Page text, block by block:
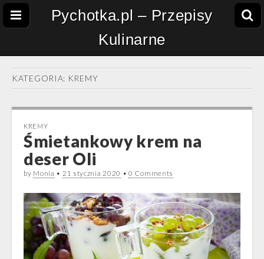
Pychotka.pl – Przepisy
Kulinarne
KATEGORIA: KREMY
KREMY
Śmietankowy krem na
deser Oli
by Monia • 21 stycznia 2020 •0 Comments